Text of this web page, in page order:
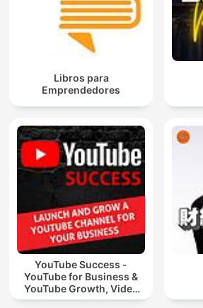
Libros para
Emprendedores
YouTube Success -
YouTube for Business &
YouTube Growth, Video
Marketing